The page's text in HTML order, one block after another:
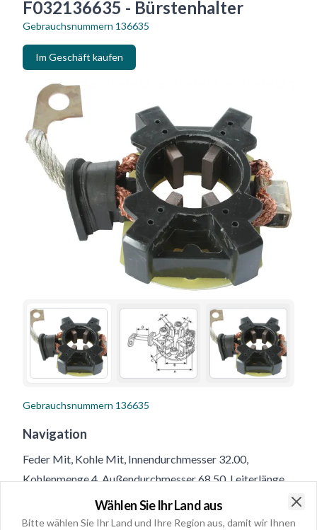
F032136635 - Bürstenhalter
Gebrauchsnummern 136635
Im Geschäft kaufen
Gebrauchsnummern 136635
Navigation
Feder Mit, Kohle Mit, Innendurchmesser 32.00,
Kohlenmenge 4, Außendurchmesser 68.50, Leiterlänge
44.50, Kohledicke 4.40, Höhe 20.70
Wählen Sie Ihr Land aus
Bitte wählen Sie Ihr Land und Ihre Region aus, damit wir Ihnen